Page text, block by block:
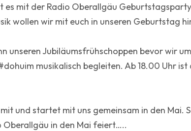
es mit der Radio Oberallgäu
wollen wir mit euch in unseren Geburtstag
unseren Jubiläumsfrühschoppen bevor wir
musikalisch begleiten. Ab 18.00 Uhr ist
und startet mit uns gemeinsam in den Mai.
Oberallgäu in den Mai feiert…..